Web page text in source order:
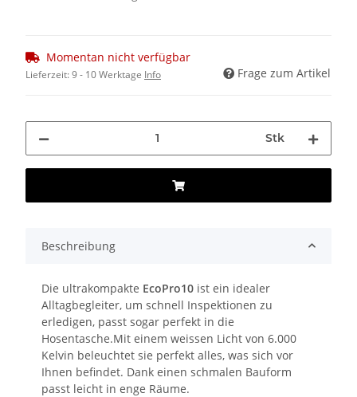
Momentan nicht verfügbar
Lieferzeit:9 - 10 Werktage Info Frage zum Artikel
Stk
Beschreibung
Die ultrakompakte EcoPro10 ist ein idealer
Alltagbegleiter, um schnell Inspektionen zu
erledigen, passt sogar perfekt in die
Hosentasche.Mit einem weissen Licht von 6.000
Kelvin beleuchtet sie perfekt alles, was sich vor
Ihnen befindet. Dank einen schmalen Bauform
passt leicht in enge Räume.